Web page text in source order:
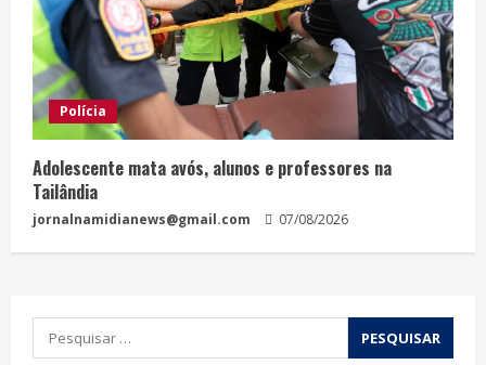
Polícia
Adolescente mata avós, alunos e professores na
Tailândia
jornalnamidianews@gmail.com 07/08/2026